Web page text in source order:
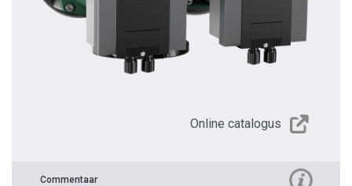
Online catalogus
Commentaar